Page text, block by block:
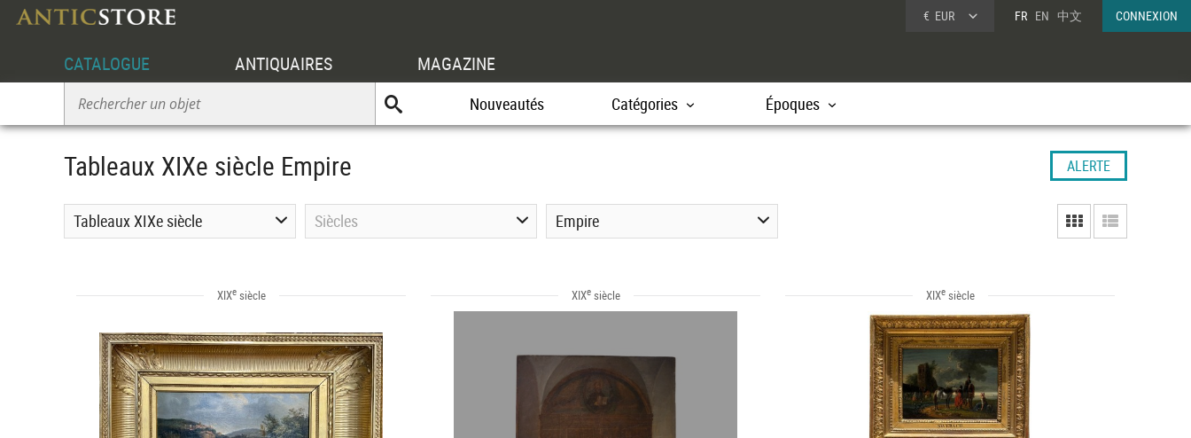
€ EUR FR EN 中文 CONNEXION
CATALOGUE ANTIQUAIRES MAGAZINE
Nouveautés Catégories Époques
Tableaux XIXe siècle Empire ALERTE
Tableaux XIXe siècle Siècles Empire
XIXesiècle XIXesiècle XIXesiècle